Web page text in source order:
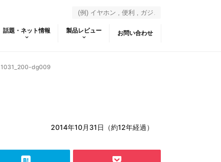
話題・ネット情報 製品レビュー お問い合わせ
dg009
2014年10月31日（約12年経過）